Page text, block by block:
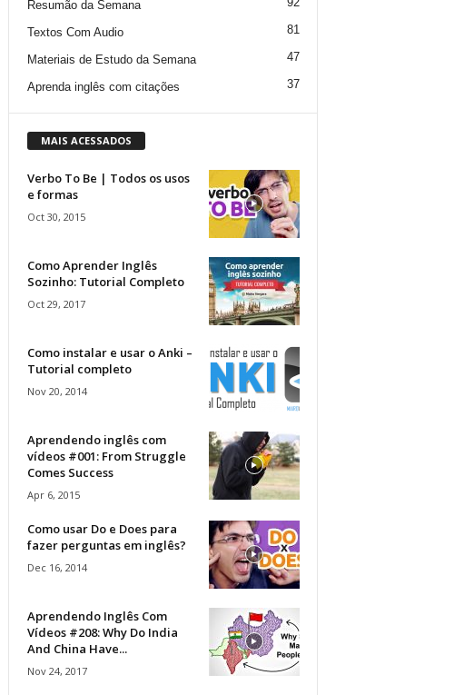
Resumão da Semana
Textos Com Audio 81
Materiais de Estudo da Semana 47
Aprenda inglês com citações 37
MAIS ACESSADOS
Verbo To Be | Todos os usos
e formas
Oct 30, 2015
Como Aprender Inglês
Sozinho: Tutorial Completo
Oct 29, 2017
Como instalar e usar o Anki –
Tutorial completo
Nov 20, 2014
Aprendendo inglês com
vídeos #001: From Struggle
Comes Success
Apr 6, 2015
Como usar Do e Does para
fazer perguntas em inglês?
Dec 16, 2014
Aprendendo Inglês Com
Vídeos #208: Why Do India
And China Have...
Nov 24, 2017